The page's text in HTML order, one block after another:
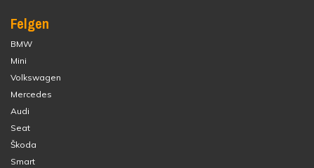
Felgen
BMW
Mini
Volkswagen
Mercedes
Audi
Seat
Škoda
Smart